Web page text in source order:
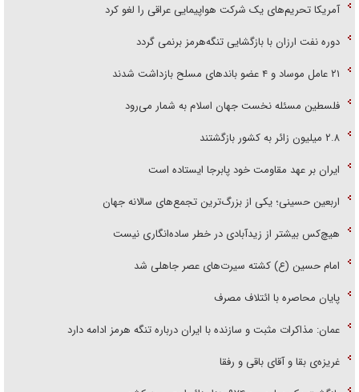
آمریکا تحریم‌های یک شرکت هواپیمایی عراقی را لغو کرد
دوره نفت ارزان با بازگشایی تنگه‌هرمز برنمی گردد
۲۱ عامل موساد و ۴ عضو باند‌های مسلح بازداشت شدند
فلسطین مسئله نخست جهان اسلام به شمار می‌رود
۲.۸ میلیون زائر به کشور بازگشتند
ایران بر عهد مقاومت خود پابرجا ایستاده است
اربعین حسینی؛ یکی از بزرگ‌ترین تجمع‌های سالانه جهان
هیچ‌کس بیشتر از زیدآبادی در خطر ساده‌انگاری نیست
امام حسین (ع) کشته سیرت‌های عصر جاهلی شد
پایان محاصره با ائتلاف مصرف
عمان: مذاکرات مثبت و سازنده با ایران درباره تنگه هرمز ادامه دارد
غریزه‌ی بقا و آقای باقی و رفقا